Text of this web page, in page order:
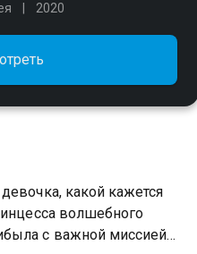
2020
какой кажется
волшебного
с важной миссией